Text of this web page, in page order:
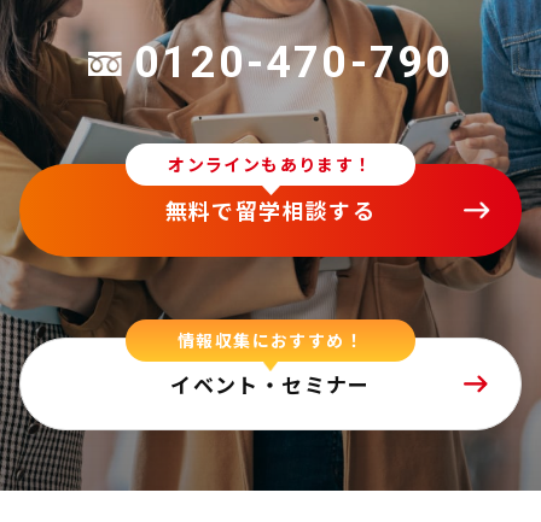
0120-470-790
オンラインもあります！
無料で留学相談する
情報収集におすすめ！
イベント・セミナー